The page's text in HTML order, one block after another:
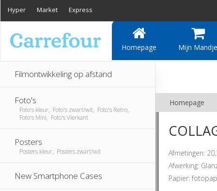
Hyper Market Express
Homepage Mijn Mandje
Filmontwikkeling op afstand
Foto's
Foto's kleur, Foto's zwart/wit, Foto's Retro,
Foto's Mini, Foto's Vierkant
Posters
Posters kleur, Posters zwart/wit
New Smartphone Cases
Homepage
Afmetingen:
Afwerking:
Papier: